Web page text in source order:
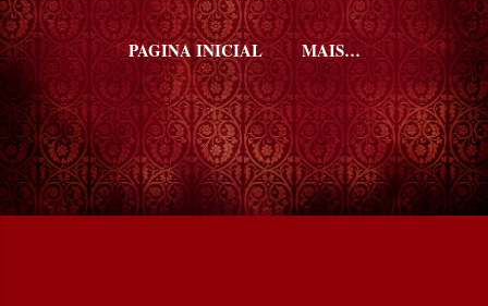
PAGINA INICIAL
MAIS…
CURSOS HA VAGAS MOC